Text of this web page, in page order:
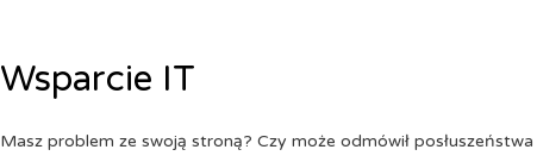
Wsparcie IT
Masz problem ze swoją stroną? Czy może odmówił